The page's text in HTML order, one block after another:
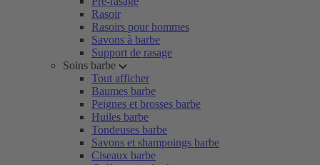
Rasoir
Rasoirs pour hommes
Savons à barbe
Support de rasage
Soins barbe
Tout afficher
Baumes barbe
Peignes et brosses barbe
Huiles barbe
Tondeuses barbe
Savons et shampoings barbe
Ciseaux barbe